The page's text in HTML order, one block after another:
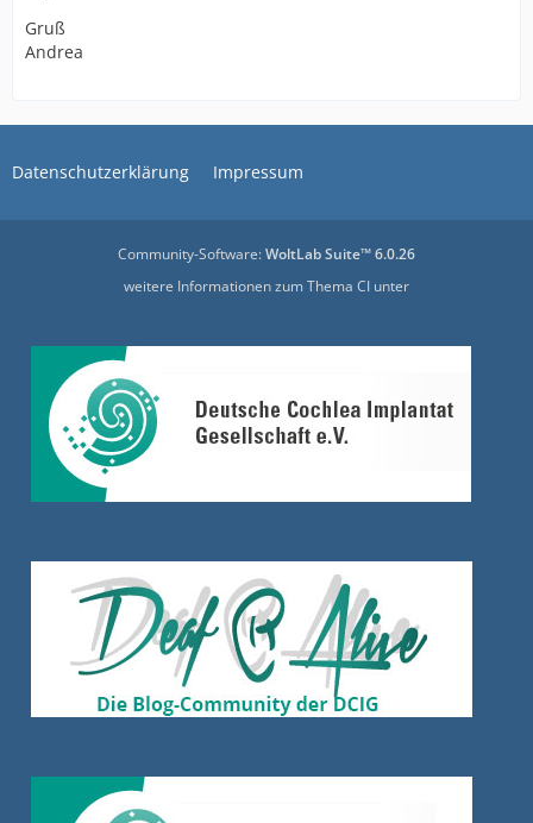
Gruß
Andrea
Datenschutzerklärung Impressum
Community-Software:WoltLab Suite™ 6.0.26
weitere Informationen zum Thema CI unter